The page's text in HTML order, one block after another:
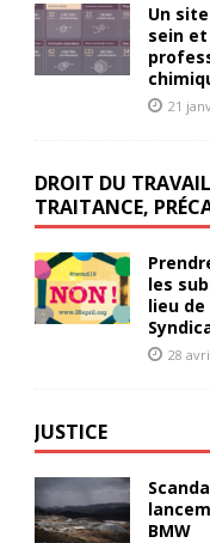
Un
sein
21
DROIT DU
TRAITANCE,
les
lieu
28
JUSTICE
BMW